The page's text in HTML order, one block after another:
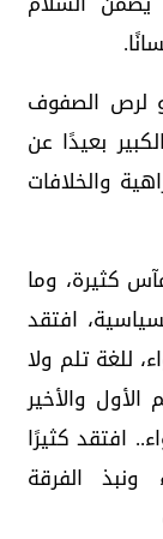
لرص الصفوف
بعيدًا عن
والخلافات
كثيرة، وما
افتقد
للغة تلم ولا
والأخير
افتقد كثيرًا
ونبذ الفرقة